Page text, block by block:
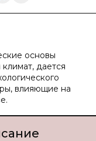
основы
дается
влияющие на